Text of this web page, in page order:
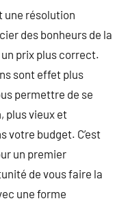
une résolution
des bonheurs de la
prix plus correct.
sont effet plus
permettre de se
plus vieux et
votre budget. C’est
un premier
de vous faire la
une forme